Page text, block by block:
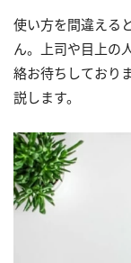
使い方を間違える
ん。上司や目上の
絡お待ちしており
説します。